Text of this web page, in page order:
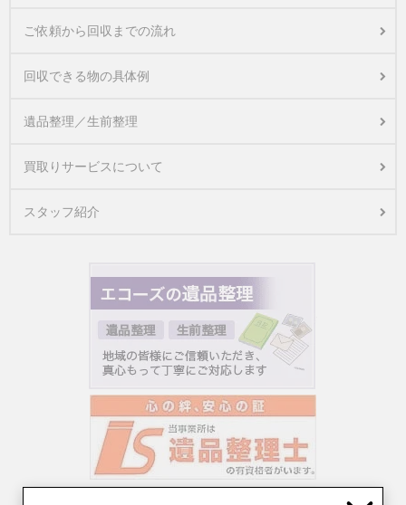
ご依頼から回収までの流れ
回収できる物の具体例
遺品整理／生前整理
買取りサービスについて
スタッフ紹介